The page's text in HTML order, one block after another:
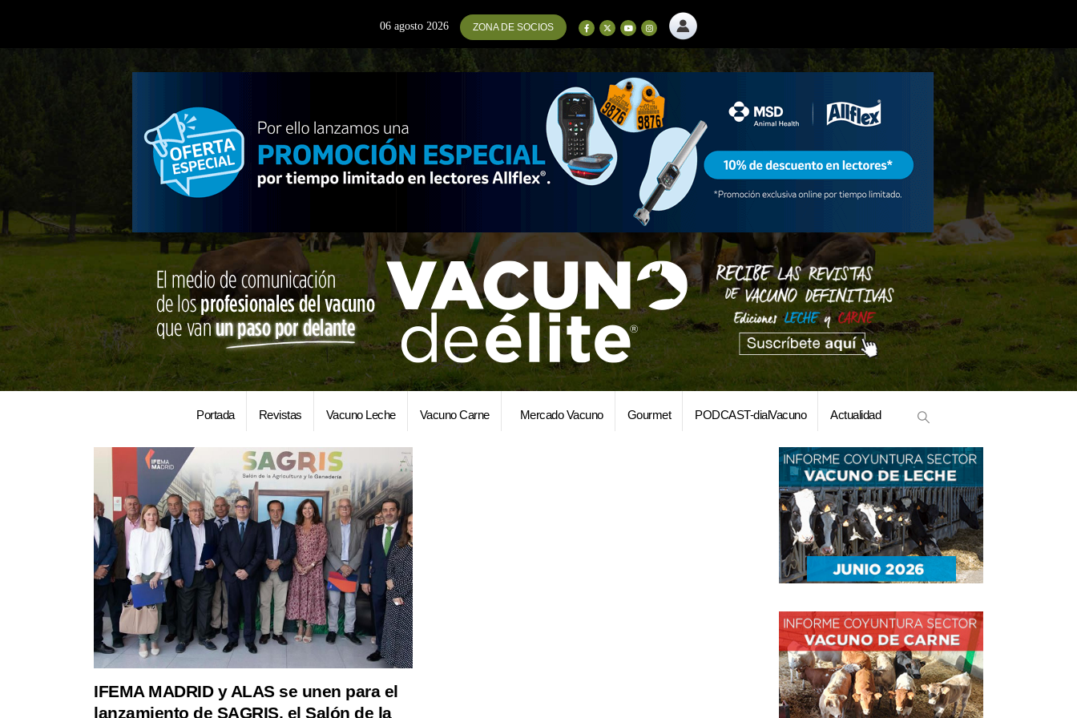
06 agosto 2026 ZONA DE SOCIOS
Portada Revistas Vacuno Leche Vacuno Carne Mercado Vacuno Gourmet PODCAST-dialVacuno Actualidad
IFEMA MADRID y ALAS se unen para el
lanzamiento de SAGRIS, el Salón de la